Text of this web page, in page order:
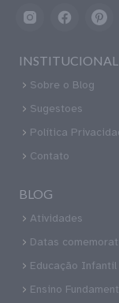
INSTITUCIONAL
Sobre o Blog
Sugestoes
Política
Contato
BLOG
Atividades
Datas
Educação Infantil
Ensino